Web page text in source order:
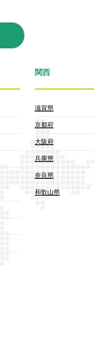
関西
滋賀県
京都府
大阪府
兵庫県
奈良県
和歌山県